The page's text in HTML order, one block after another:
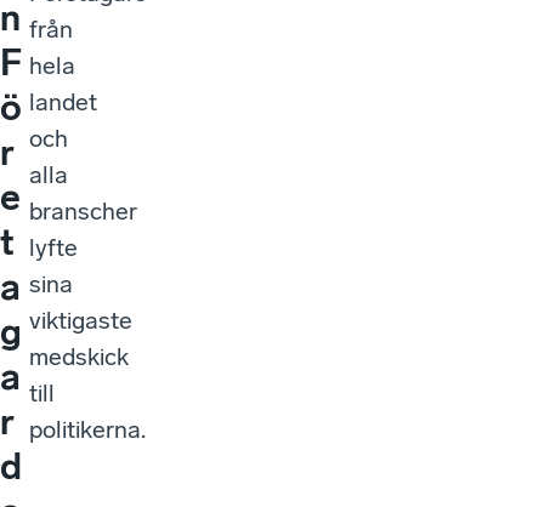
n
F
ö
r
e
t
a
g
a
r
d
från
hela
landet
och
alla
branscher
lyfte
sina
viktigaste
medskick
till
politikerna.